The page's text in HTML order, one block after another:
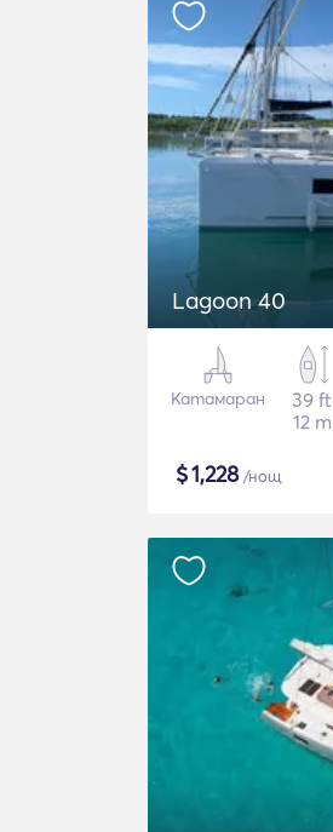
Lagoon 40
Катамаран
39 ft
12 m
$1,228/нощ